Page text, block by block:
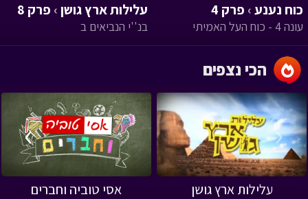
כוח נענע› פרק 4
עונה 4 - כוח העל האמיתי
עלילות ארץ גושן› פרק 8
בנ''י הנביאים ב
עלילות ארץ גושן אסי טוביה וחברים
‹
›